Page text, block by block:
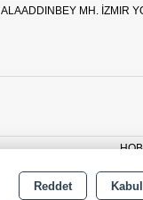
ALAADDINBEY MH. İZMIR
Reddet